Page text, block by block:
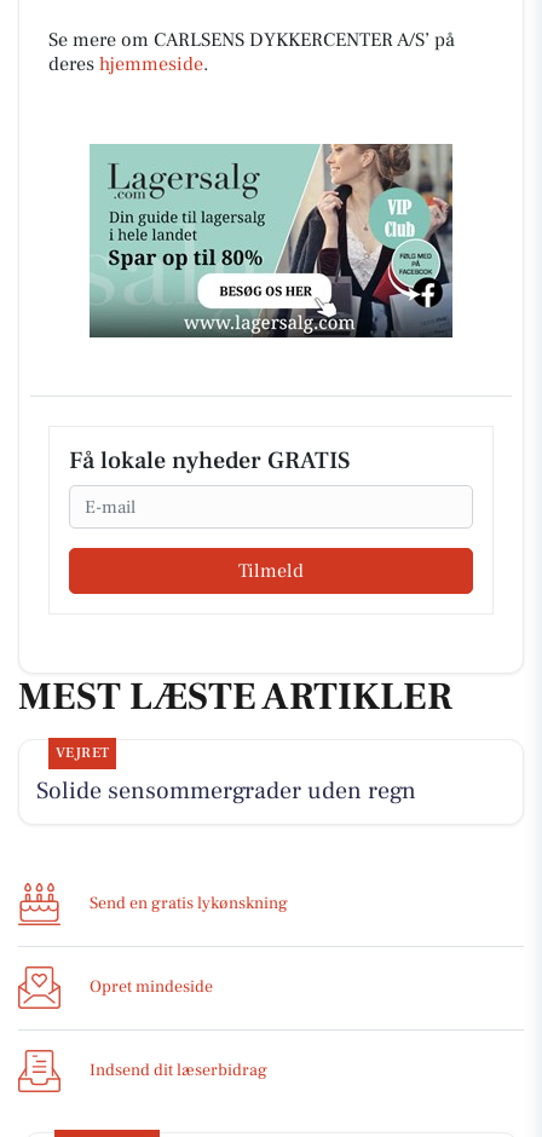
Se mere om CARLSENS DYKKERCENTER A/S’ på
deres hjemmeside.
Få lokale nyheder GRATIS
Email
Tilmeld
MEST LÆSTE ARTIKLER
VEJRET
Solide sensommergrader uden regn
Send en gratis lykønskning
Opret mindeside
Indsend dit læserbidrag